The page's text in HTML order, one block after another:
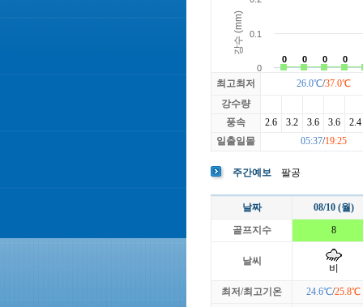
최고최저 26.0℃/37.0℃
강수량
풍속
2.6 3.2 3.6 3.6
2.4
일출일몰
05:37/19:25
주간예보 팔공
날짜
08/10 (월)
골프지수
8
날씨
비
최저/최고기온 24.6℃/25.8℃